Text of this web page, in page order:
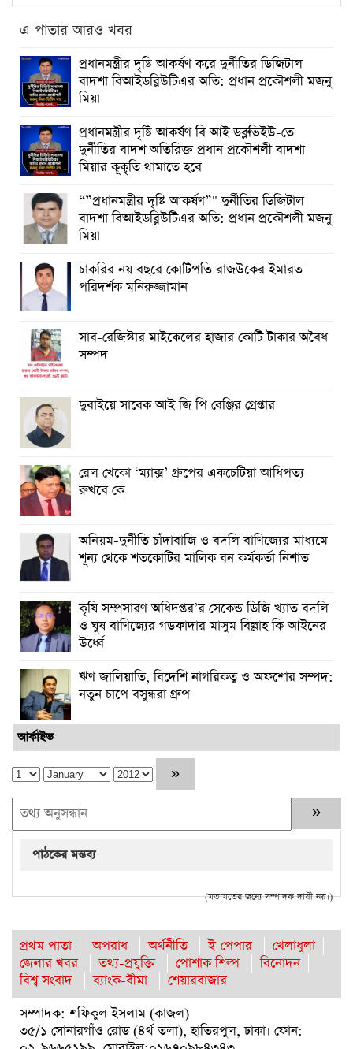
এ পাতার আরও খবর
প্রধানমন্ত্রীর দৃষ্টি আকর্ষণ করে দুর্নীতির ডিজিটাল
বাদশা বিআইডব্লিউটিএর অতি: প্রধান প্রকৌশলী মজনু
মিয়া
প্রধানমন্ত্রীর দৃষ্টি আকর্ষণ বি আই ডব্লুভিইউ-তে
দুর্নীতির বাদশ অতিরিক্ত প্রধান প্রকৌশলী বাদশা
মিয়ার কূকৃতি থামাতে হবে
“”প্রধানমন্ত্রীর দৃষ্টি আকর্ষণ”" দুর্নীতির ডিজিটাল
বাদশা বিআইডব্লিউটিএর অতি: প্রধান প্রকৌশলী মজনু
মিয়া
চাকরির নয় বছরে কোটিপতি রাজউকের ইমারত
পরিদর্শক মনিরুজ্জামান
সাব-রেজিস্টার মাইকেলের হাজার কোটি টাকার অবৈধ
সম্পদ
দুবাইয়ে সাবেক আই জি পি বেঞ্জির গ্রেপ্তার
রেল খেকো ‘ম্যাক্স’ গ্রুপের একচেটিয়া আধিপত্য
রুখবে কে
অনিয়ম-দুর্নীতি চাঁদাবাজি ও বদলি বাণিজ্যের মাধ্যমে
শূন্য থেকে শতকোটির মালিক বন কর্মকর্তা নিশাত
কৃষি সম্প্রসারণ অধিদপ্তর’র সেকেন্ড ডিজি খ্যাত বদলি
ও ঘুষ বাণিজ্যের গডফাদার মাসুম বিল্লাহ কি আইনের
উর্ধ্বে
ঋণ জালিয়াতি, বিদেশি নাগরিকত্ব ও অফশোর সম্পদ:
নতুন চাপে বসুন্ধরা গ্রুপ
আর্কাইভ
পাঠকের মন্তব্য
(মতামতের জন্যে সম্পাদক দায়ী নয়।)
প্রথম পাতা অপরাধ অর্থনীতি ই-পেপার
খেলাধুলা
জেলার খবর
তথ্য-প্রযুক্তি পোশাক শিল্প
বিনোদন
বিশ্ব সংবাদ
ব্যাংক-বীমা
শেয়ারবাজার
সম্পাদক: শফিকুল ইসলাম (কাজল)
৩৫/১ সোনারগাঁও রোড (৪র্থ তলা), হাতিরপুল, ঢাকা। ফোন: